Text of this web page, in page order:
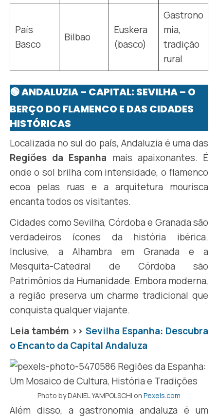
País
Basco
Bilbao
Euskera
(basco)
Gastrono
mia,
tradição
rural
🟢 ANDALUZIA – CAPITAL: SEVILHA – O
BERÇO DO FLAMENCO E DAS CIDADES
HISTÓRICAS
Localizada no sul do país, Andaluzia é uma das
Regiões da Espanha mais apaixonantes. É
onde o sol brilha com intensidade, o flamenco
ecoa pelas ruas e a arquitetura mourisca
encanta todos os visitantes.
Cidades como Sevilha, Córdoba e Granada são
verdadeiros ícones da história ibérica.
Inclusive, a Alhambra em Granada e a
Mesquita-Catedral de Córdoba são
Patrimônios da Humanidade. Embora moderna,
a região preserva um charme tradicional que
conquista qualquer viajante.
Leia também >> Sevilha Espanha: Descubra
o Encanto da Capital Andaluza
Photo by DANIEL YAMPOLSCHI on Pexels.com
Além disso, a gastronomia andaluza é um